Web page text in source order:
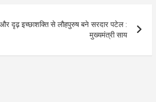
और दृढ़ इच्छाशक्ति से लौहपुरुष बने सरदार पटेल :
मुख्यमंत्री साय